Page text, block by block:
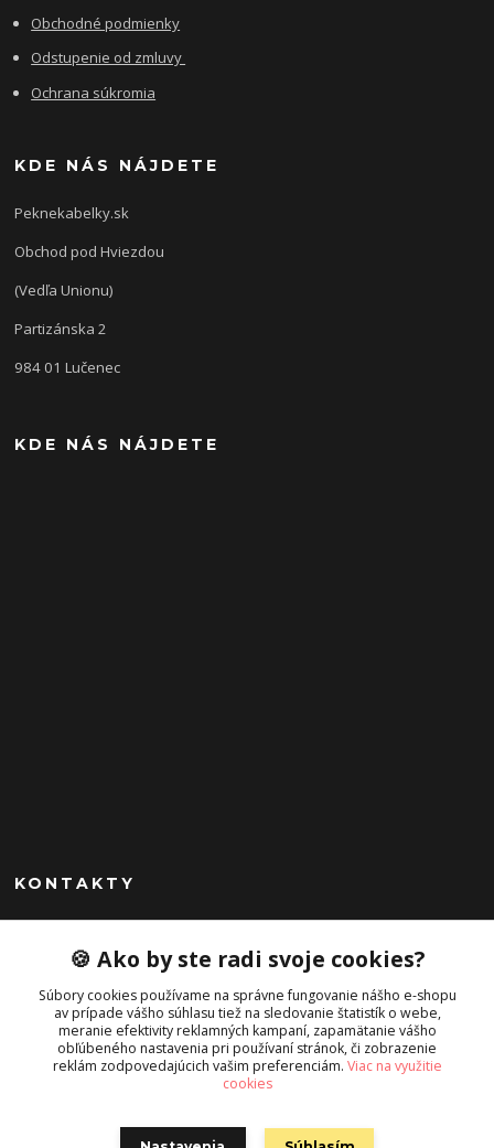
Obchodné podmienky
Odstupenie od zmluvy
Ochrana súkromia
KDE NÁS NÁJDETE
Peknekabelky.sk
Obchod pod Hviezdou
(Vedľa Unionu)
Partizánska 2
984 01 Lučenec
KDE NÁS NÁJDETE
KONTAKTY
Peknekabelky.sk
+421 949747302
Po-Pia 10-16
info@peknekabelky.sk
🍪 Ako by ste radi svoje cookies?
Súbory cookies používame na správne fungovanie nášho e-shopu
av prípade vášho súhlasu tiež na sledovanie štatistík o webe,
meranie efektivity reklamných kampaní, zapamätanie vášho
obľúbeného nastavenia pri používaní stránok, či zobrazenie
reklám zodpovedajúcich vašim preferenciám. Viac na využitie
cookies